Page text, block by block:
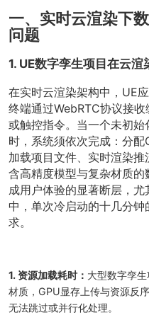
一、实时云渲染下
问题
1. UE数字孪生项目在云
在实时云渲染架构中，UE
终端通过WebRTC协议接
或触控指令。当一个未初
时，系统须依次完成：分配
加载项目文件、实时渲染
含高精度模型与复杂材质
成用户体验的显著断层，
中，单次冷启动的十几分
求。
1. 资源加载耗时： 大型数字孪
材质，GPU显存上传与资源反
无法跳过或并行化处理。